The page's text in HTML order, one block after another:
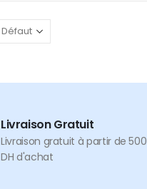
Livraison Gratuit
Livraison gratuit à partir de 500
DH d'achat